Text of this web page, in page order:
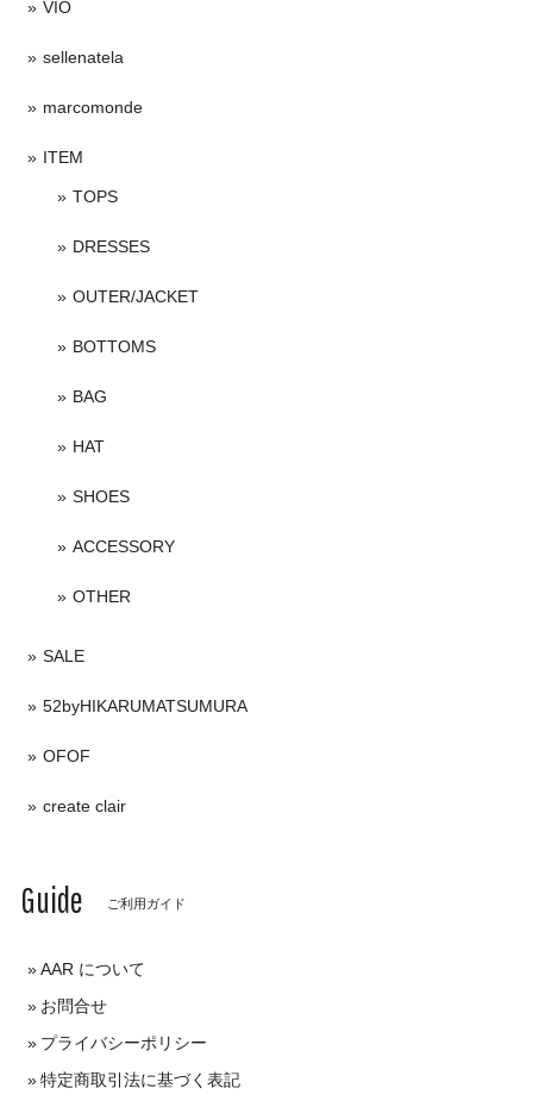
VIO
sellenatela
marcomonde
ITEM
TOPS
DRESSES
OUTER/JACKET
BOTTOMS
BAG
HAT
SHOES
ACCESSORY
OTHER
SALE
52byHIKARUMATSUMURA
OFOF
create clair
Guide ご利用ガイド
AAR について
お問合せ
プライバシーポリシー
特定商取引法に基づく表記